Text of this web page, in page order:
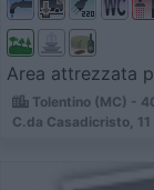
Area attrezzata
Tolentino (MC) -
C.da Casadicristo, 11